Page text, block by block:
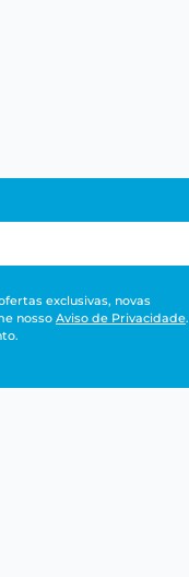
exclusivas, novas
nosso Aviso de Privacidade.